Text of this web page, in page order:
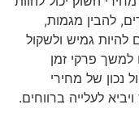
להבין מגמות,
גמיש ולשקול
למשך פרקי זמן
נכון של מחירי
לעלייה ברווחים.